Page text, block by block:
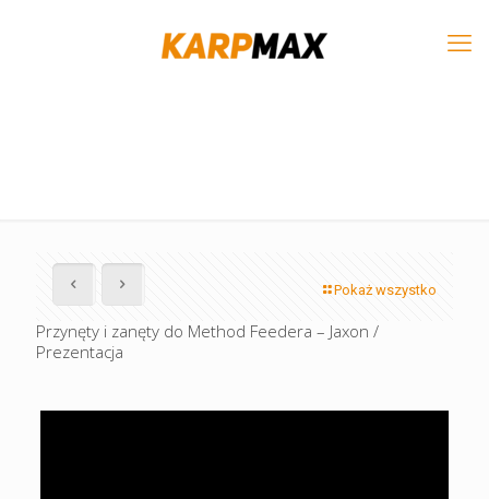
Pokaż wszystko
Przynęty i zanęty do Method Feedera – Jaxon /
Prezentacja